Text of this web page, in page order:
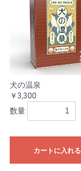
犬の温泉
￥3,300
数量
カートに入れる